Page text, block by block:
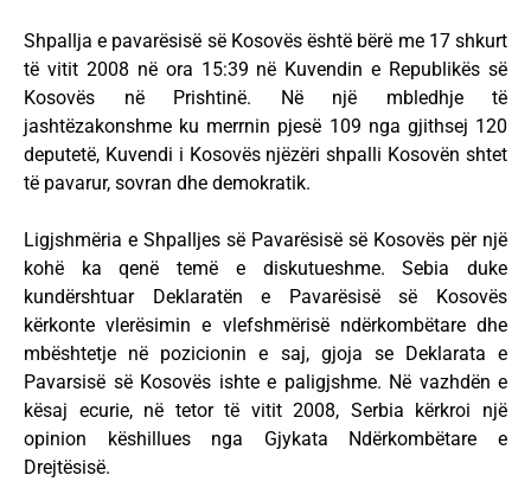
Shpallja e pavarësisë së Kosovës është bërë me 17 shkurt
të vitit 2008 në ora 15:39 në Kuvendin e Republikës së
Kosovës në Prishtinë. Në një mbledhje të
jashtëzakonshme ku merrnin pjesë 109 nga gjithsej 120
deputetë, Kuvendi i Kosovës njëzëri shpalli Kosovën shtet
të pavarur, sovran dhe demokratik.
Ligjshmëria e Shpalljes së Pavarësisë së Kosovës për një
kohë ka qenë temë e diskutueshme. Sebia duke
kundërshtuar Deklaratën e Pavarësisë së Kosovës
kërkonte vlerësimin e vlefshmërisë ndërkombëtare dhe
mbështetje në pozicionin e saj, gjoja se Deklarata e
Pavarsisë së Kosovës ishte e paligjshme. Në vazhdën e
kësaj ecurie, në tetor të vitit 2008, Serbia kërkroi një
opinion këshillues nga Gjykata Ndërkombëtare e
Drejtësisë.